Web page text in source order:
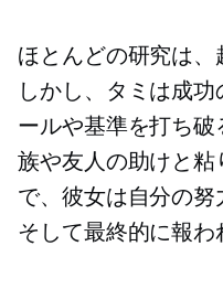
ほとんどの研究は
しかし、タミは成
ールや基準を打ち
族や友人の助けと
で、彼女は自分の努
そして最終的に報わ